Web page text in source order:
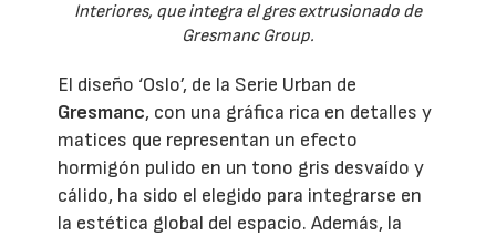
Interiores, que integra el gres extrusionado de
Gresmanc Group.
El diseño ‘Oslo’, de la Serie Urban de
Gresmanc, con una gráfica rica en detalles y
matices que representan un efecto
hormigón pulido en un tono gris desvaído y
cálido, ha sido el elegido para integrarse en
la estética global del espacio. Además, la